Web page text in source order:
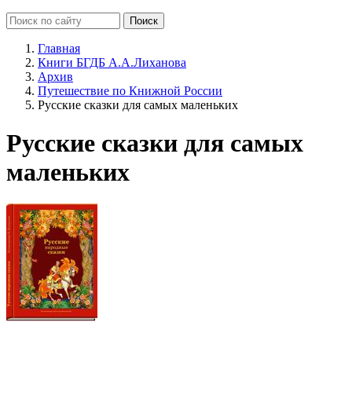
Главная
Книги БГДБ А.А.Лиханова
Архив
Путешествие по Книжной России
Русские сказки для самых маленьких
Русские сказки для самых
маленьких